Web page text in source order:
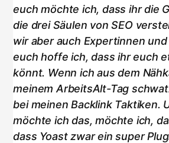
euch möchte ich, dass ihr die
die drei Säulen von SEO
wir aber auch Expertinnen
euch hoffe ich, dass ihr euch
könnt. Wenn ich aus dem
meinem ArbeitsAlt-Tag
bei meinen Backlink Taktiken.
möchte ich das, möchte ich,
dass Yoast zwar ein super